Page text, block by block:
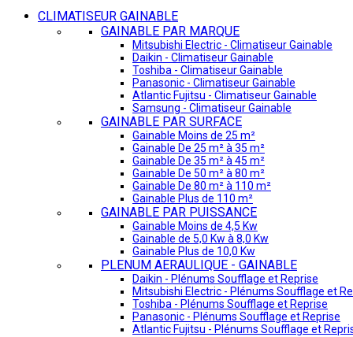
CLIMATISEUR GAINABLE
GAINABLE PAR MARQUE
Mitsubishi Electric - Climatiseur Gainable
Daikin - Climatiseur Gainable
Toshiba - Climatiseur Gainable
Panasonic - Climatiseur Gainable
Atlantic Fujitsu - Climatiseur Gainable
Samsung - Climatiseur Gainable
GAINABLE PAR SURFACE
Gainable Moins de 25 m²
Gainable De 25 m² à 35 m²
Gainable De 35 m² à 45 m²
Gainable De 50 m² à 80 m²
Gainable De 80 m² à 110 m²
Gainable Plus de 110 m²
GAINABLE PAR PUISSANCE
Gainable Moins de 4,5 Kw
Gainable de 5,0 Kw à 8,0 Kw
Gainable Plus de 10,0 Kw
PLENUM AERAULIQUE - GAINABLE
Daikin - Plénums Soufflage et Reprise
Mitsubishi Electric - Plénums Soufflage et
Toshiba - Plénums Soufflage et Reprise
Panasonic - Plénums Soufflage et Reprise
Atlantic Fujitsu - Plénums Soufflage et